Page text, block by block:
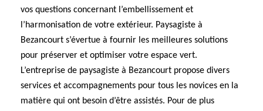
vos questions concernant l’embellissement et
l’harmonisation de votre extérieur. Paysagiste à
Bezancourt s’évertue à fournir les meilleures solutions
pour préserver et optimiser votre espace vert.
L’entreprise de paysagiste à Bezancourt propose divers
services et accompagnements pour tous les novices en la
matière qui ont besoin d’être assistés. Pour de plus